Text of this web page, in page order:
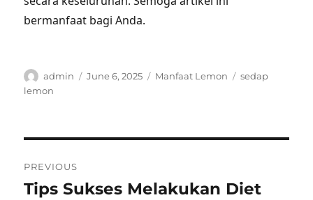
bermanfaat bagi Anda.
Author
admin
Posted
June 6, 2025 Categories
Manfaat Lemon Tags
sedap
lemon
navigation
PREVIOUS
Previous
Tips Sukses Melakukan Diet